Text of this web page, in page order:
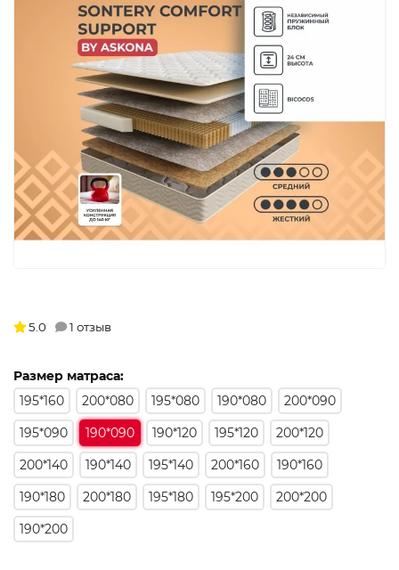
Размер матраса:
195*160
200*080 195*080 190*080
200*090
195*090
190*090 190*120 195*120
200*120
200*140
190*140 195*140 200*160
190*160
190*180
200*180 195*180 195*200
200*200
190*200
5.0 1 отзыв